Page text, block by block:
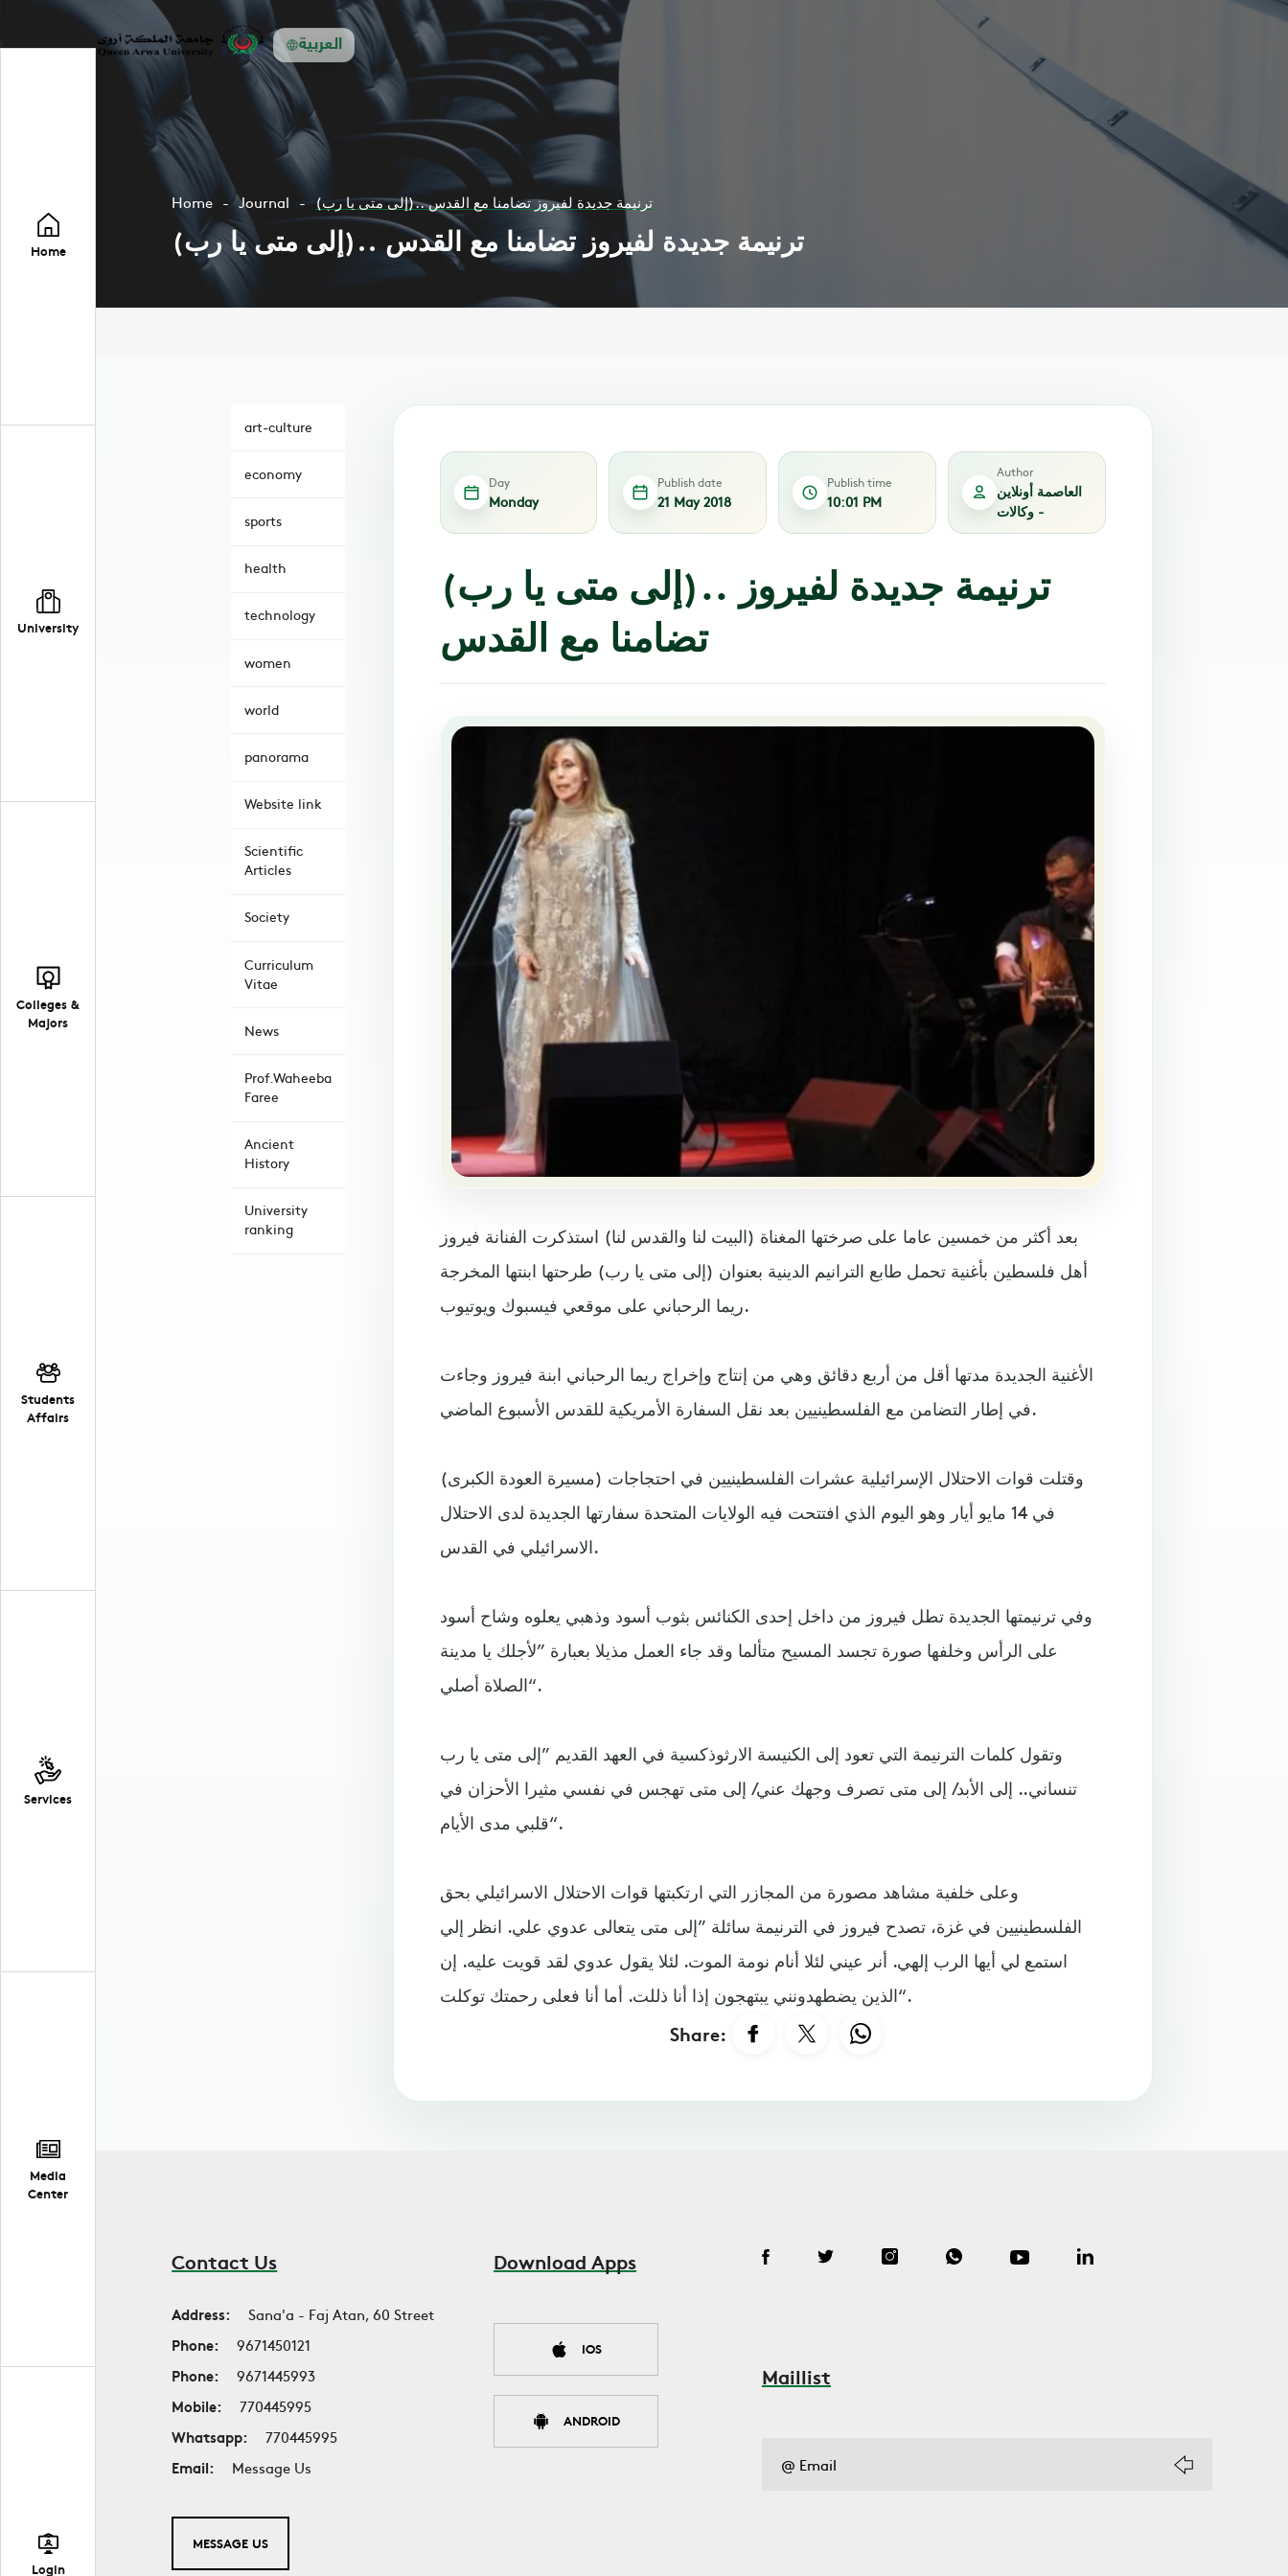
العربية
Home
University
Colleges &
Majors
Students
Affairs
Services
Media
Center
Login
Home Journal (إلى متى يا رب).. ترنيمة جديدة لفيروز تضامنا مع القدس
(إلى متى يا رب).. ترنيمة جديدة لفيروز تضامنا مع القدس
art-culture
economy
sports
health
technology
women
world
panorama
Website link
Scientific
Articles
Society
Curriculum
Vitae
News
Prof.Waheeba
Faree
Ancient
History
University
ranking
Day
Monday
Publish date
21 May 2018
Publish time
10:01 PM
Author
العاصمة أونلاين
- وكالات
(إلى متى يا رب).. ترنيمة جديدة لفيروز
تضامنا مع القدس
بعد أكثر من خمسين عاما على صرختها المغناة (البيت لنا والقدس لنا) استذكرت الفنانة فيروز
أهل فلسطين بأغنية تحمل طابع الترانيم الدينية بعنوان (إلى متى يا رب) طرحتها ابنتها المخرجة
ريما الرحباني على موقعي فيسبوك ويوتيوب.
الأغنية الجديدة مدتها أقل من أربع دقائق وهي من إنتاج وإخراج ريما الرحباني ابنة فيروز وجاءت
في إطار التضامن مع الفلسطينيين بعد نقل السفارة الأمريكية للقدس الأسبوع الماضي.
وقتلت قوات الاحتلال الإسرائيلية عشرات الفلسطينيين في احتجاجات (مسيرة العودة الكبرى)
في 14 مايو أيار وهو اليوم الذي افتتحت فيه الولايات المتحدة سفارتها الجديدة لدى الاحتلال
الاسرائيلي في القدس.
وفي ترنيمتها الجديدة تطل فيروز من داخل إحدى الكنائس بثوب أسود وذهبي يعلوه وشاح أسود
على الرأس وخلفها صورة تجسد المسيح متألما وقد جاء العمل مذيلا بعبارة ”لأجلك يا مدينة
الصلاة أصلي“.
وتقول كلمات الترنيمة التي تعود إلى الكنيسة الارثوذكسية في العهد القديم ”إلى متى يا رب
تنساني.. إلى الأبد/ إلى متى تصرف وجهك عني/ إلى متى تهجس في نفسي مثيرا الأحزان في
قلبي مدى الأيام“.
وعلى خلفية مشاهد مصورة من المجازر التي ارتكبتها قوات الاحتلال الاسرائيلي بحق
الفلسطينيين في غزة، تصدح فيروز في الترنيمة سائلة ”إلى متى يتعالى عدوي علي. انظر إلي
استمع لي أيها الرب إلهي. أنر عيني لئلا أنام نومة الموت. لئلا يقول عدوي لقد قويت عليه. إن
الذين يضطهدونني يبتهجون إذا أنا ذللت. أما أنا فعلى رحمتك توكلت“.
Share:
Contact Us
Address:
Sana'a - Faj Atan, 60 Street
Phone:
9671450121
Phone:
9671445993
Mobile:
770445995
Whatsapp:
770445995
Email:
Message Us
MESSAGE US
Download Apps
IOS
ANDROID
Maillist